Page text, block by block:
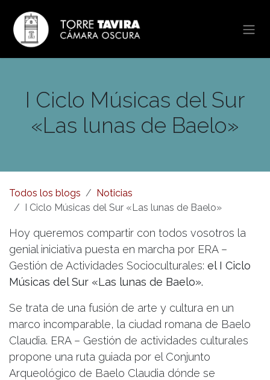
I Ciclo Músicas del Sur
«Las lunas de Baelo»
Todos los blogs
Noticias
I Ciclo Músicas del Sur «Las lunas de Baelo»
Hoy queremos compartir con todos vosotros la
genial iniciativa puesta en marcha por ERA –
Gestión de Actividades Socioculturales: el I Ciclo
Músicas del Sur «Las lunas de Baelo».
Se trata de una fusión de arte y cultura en un
marco incomparable, la ciudad romana de Baelo
Claudia. ERA – Gestión de actividades culturales
propone una ruta guiada por el Conjunto
Arqueológico de Baelo Claudia dónde se